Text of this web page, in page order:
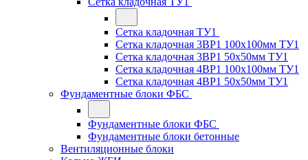
Сетка кладочная ТУ1
Сетка кладочная 3ВР1 100x100мм ТУ1
Сетка кладочная 3ВР1 50x50мм ТУ1
Сетка кладочная 4ВР1 100x100мм ТУ1
Сетка кладочная 4ВР1 50x50мм ТУ1
Фундаментные блоки ФБС
Фундаментные блоки ФБС
Фундаментные блоки бетонные
Вентиляционные блоки